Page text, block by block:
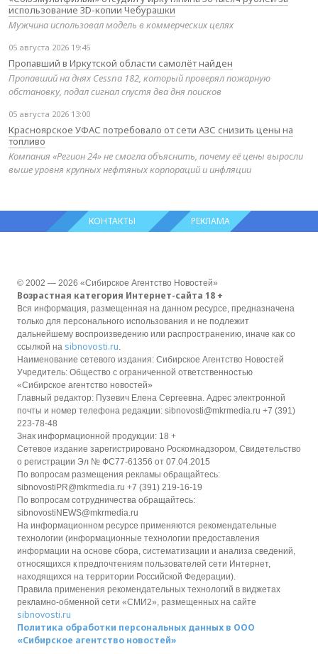
использование 3D-копии Чебурашки
Мужчина использовал модель в коммерческих целях
05 августа 2026 19:45
Пропавший в Иркутской области самолёт найден
Пропавший на днях Cessna 182, который проверял пожарную
обстановку, подал сигнал спустя два дня поисков
05 августа 2026 13:00
Красноярское УФАС потребовало от сети АЗС снизить цены на
топливо
Компания «Регион 24» не смогла объяснить, почему её цены выросли
выше уровня крупных нефтяных корпораций и инфляции
КОНТАКТЫ РЕКЛАМА
© 2002 — 2026 «Сибирское Агентство Новостей»
Возрастная категория Интернет-сайта 18 +
Вся информация, размещенная на данном ресурсе, предназначена
только для персонального использования и не подлежит
дальнейшему воспроизведению или распространению, иначе как со
ссылкой на sibnovosti.ru
Наименование сетевого издания: Сибирское Агентство Новостей
Учредитель: Общество с ограниченной ответственностью
«Сибирское агентство новостей»
Главный редактор: Пузевич Елена Сергеевна. Адрес электронной
почты и номер телефона редакции: sibnovosti@mkrmedia.ru +7 (391)
223-78-48
Знак информационной продукции: 18 +
Сетевое издание зарегистрировано Роскомнадзором, Свидетельство
о регистрации Эл № ФС77-61356 от 07.04.2015
По вопросам размещения рекламы обращайтесь:
sibnovostiPR@mkrmedia.ru +7 (391) 219-16-19
По вопросам сотрудничества обращайтесь:
sibnovostiNEWS@mkrmedia.ru
На информационном ресурсе применяются рекомендательные
технологии (информационные технологии предоставления
информации на основе сбора, систематизации и анализа сведений,
относящихся к предпочтениям пользователей сети Интернет,
находящихся на территории Российской Федерации).
Правила применения рекомендательных технологий в виджетах
рекламно-обменной сети «СМИ2», размещенных на сайте
sibnovosti.ru
Политика обработки персональных данных в ООО
«Сибирское агентство новостей»